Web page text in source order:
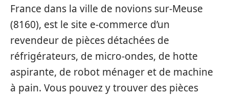
France dans la ville de novions sur-Meuse
(8160), est le site e-commerce d’un
revendeur de pièces détachées de
réfrigérateurs, de micro-ondes, de hotte
aspirante, de robot ménager et de machine
à pain. Vous pouvez y trouver des pièces